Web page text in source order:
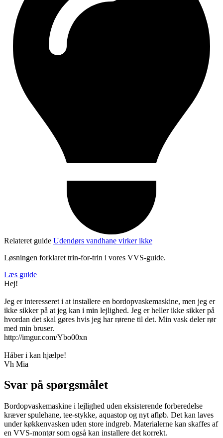
Relateret guide Udendørs vandhane virker ikke
Løsningen forklaret trin-for-trin i vores VVS-guide.
Læs guide
Hej!
Jeg er interesseret i at installere en bordopvaskemaskine, men jeg er
ikke sikker på at jeg kan i min lejlighed. Jeg er heller ikke sikker på
hvordan det skal gøres hvis jeg har rørene til det. Min vask deler rør
med min bruser.
http://imgur.com/Ybo00xn
Håber i kan hjælpe!
Vh Mia
Svar på spørgsmålet
Bordopvaskemaskine i lejlighed uden eksisterende forberedelse
kræver spulehane, tee-stykke, aquastop og nyt afløb. Det kan laves
under køkkenvasken uden store indgreb. Materialerne kan skaffes af
en VVS-montør som også kan installere det korrekt.